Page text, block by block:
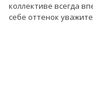
коллективе всегда
себе оттенок